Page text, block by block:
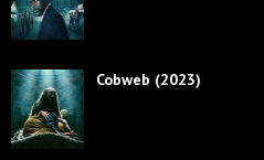
Cobweb (2023)